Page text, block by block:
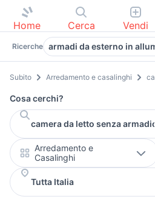
Home Cerca Vendi
Ricerche armadi da esterno in
Subito Arredamento e casalinghi
Cosa cerchi?
Arredamento e
Casalinghi